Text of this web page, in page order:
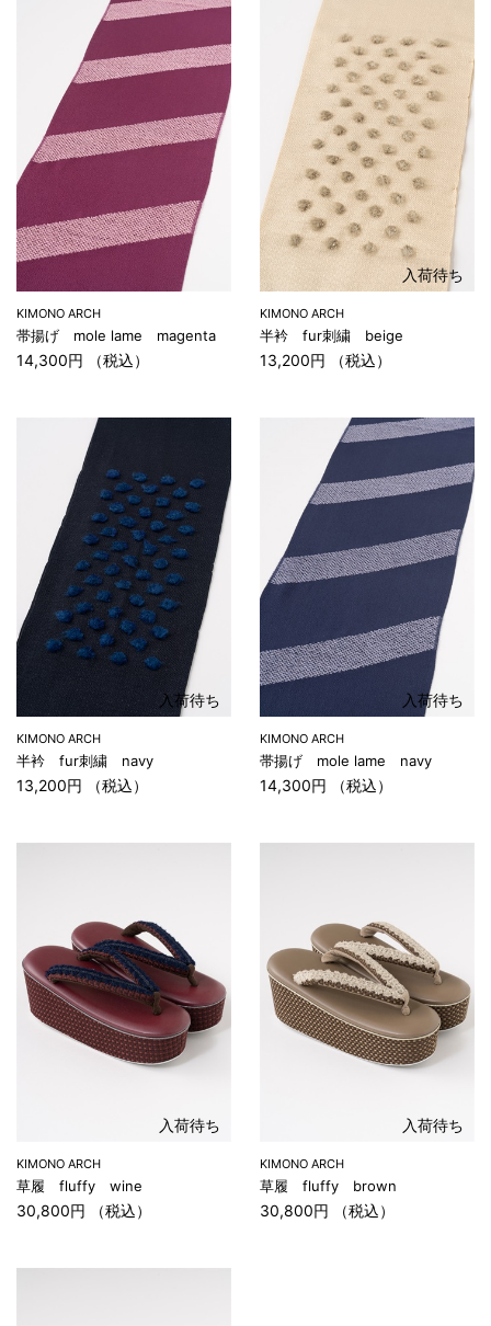
KIMONO ARCH
帯揚げ mole lame magenta
14,300円 （税込）
入荷待ち
KIMONO ARCH
半衿 fur刺繍 beige
13,200円 （税込）
入荷待ち
KIMONO ARCH
半衿 fur刺繍 navy
13,200円 （税込）
入荷待ち
KIMONO ARCH
帯揚げ mole lame navy
14,300円 （税込）
入荷待ち
KIMONO ARCH
草履 fluffy wine
30,800円 （税込）
入荷待ち
KIMONO ARCH
草履 fluffy brown
30,800円 （税込）